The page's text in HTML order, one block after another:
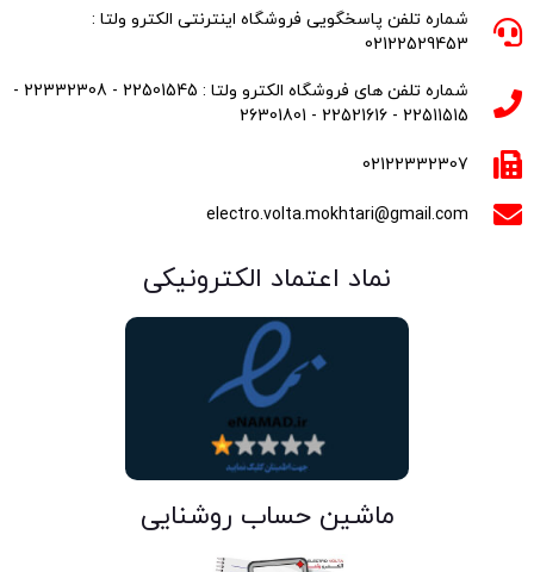
شماره تلفن پاسخگویی فروشگاه اینترنتی الکترو ولتا :
02122529453
شماره تلفن های فروشگاه الکترو ولتا : 22501545 - 22332308 -
22511515 - 22521616 - 26301801
02122332307
electro.volta.mokhtari@gmail.com
نماد اعتماد الکترونیکی
ماشین حساب روشنایی